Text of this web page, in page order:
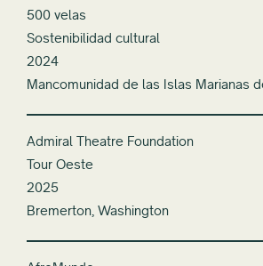
500 velas
Sostenibilidad cultural
2024
Mancomunidad de las Islas Marianas
Admiral Theatre Foundation
Tour Oeste
2025
Bremerton, Washington